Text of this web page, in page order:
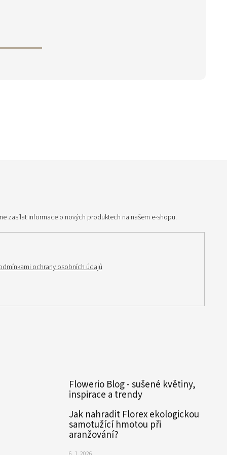
zasílat informace o nových produktech na našem e-shopu.
ochrany osobních údajů
Flowerio Blog - sušené květiny,
inspirace a trendy
Jak nahradit Florex ekologickou
samotužící hmotou při
aranžování?